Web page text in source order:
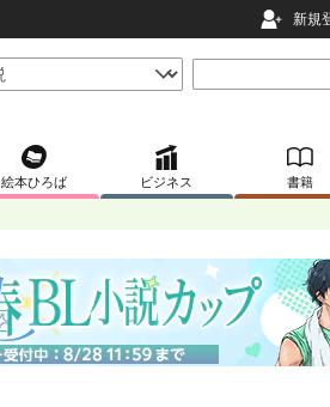
新規
絵本ひろば ビジネス 書籍